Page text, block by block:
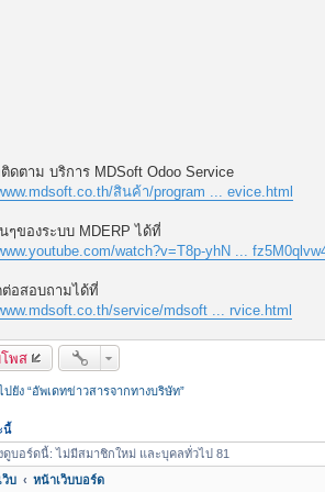
ดตาม บริการ MDSoft Odoo Service
สินค้า/program ... evice.html
ๆของระบบ MDERP ได้ที่
watch?v=T8p-yhN ...
อสอบถามได้ที่
service/mdsoft ... rvice.html
พส
ยัง “อัพเดทข่าวสารจากทางบริษัท”
นี้
ดูบอร์ดนี้: ไม่มีสมาชิกใหม่ และบุคลทั่วไป 81
ว็บ
หน้าเว็บบอร์ด